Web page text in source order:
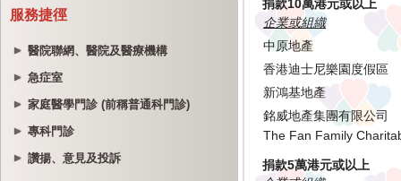
服務捷徑
醫院聯網、醫院及醫療機構
急症室
家庭醫學門診 (前稱普通科門診)
專科門診
讚揚、意見及投訴